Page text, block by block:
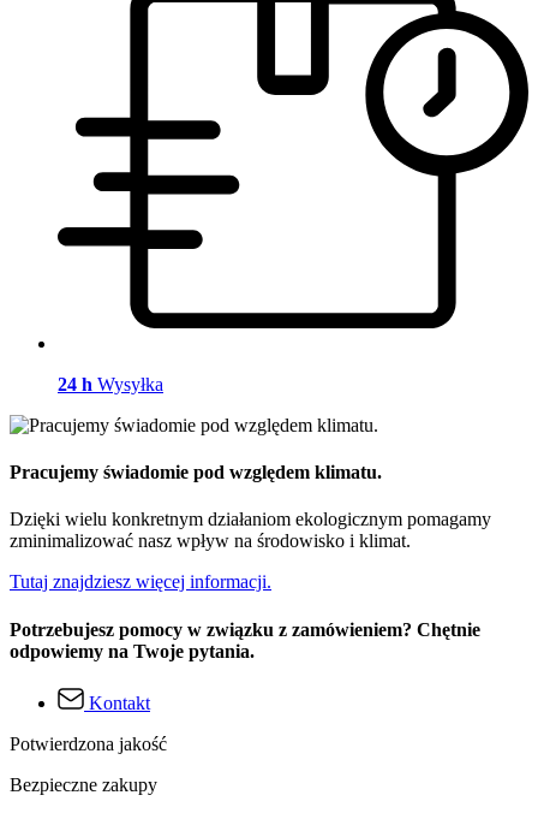
24 h Wysyłka
Pracujemy świadomie pod względem klimatu.
Dzięki wielu konkretnym działaniom ekologicznym pomagamy
zminimalizować nasz wpływ na środowisko i klimat.
Tutaj znajdziesz więcej informacji.
Potrzebujesz pomocy w związku z zamówieniem? Chętnie
odpowiemy na Twoje pytania.
Kontakt
Potwierdzona jakość
Bezpieczne zakupy